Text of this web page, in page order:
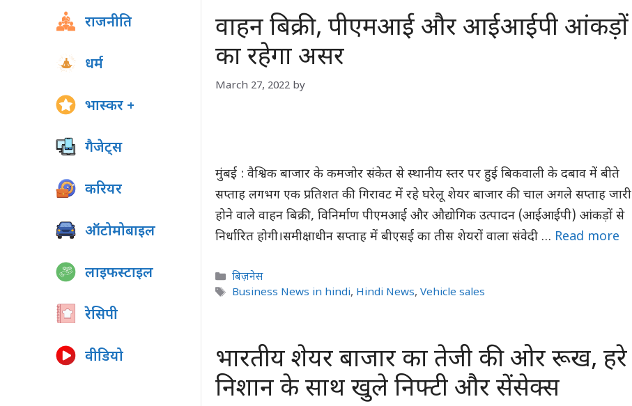
वाहन बिक्री, पीएमआई और आईआईपी आंकड़ों
का रहेगा असर
March 27, 2022 by
मुंबई : वैश्विक बाजार के कमजोर संकेत से स्थानीय स्तर पर हुई बिकवाली के दबाव में बीते
सप्ताह लगभग एक प्रतिशत की गिरावट में रहे घरेलू शेयर बाजार की चाल अगले सप्ताह जारी
होने वाले वाहन बिक्री, विनिर्माण पीएमआई और औद्योगिक उत्पादन (आईआईपी) आंकड़ों से
निर्धारित होगी।समीक्षाधीन सप्ताह में बीएसई का तीस शेयरों वाला संवेदी … Read more
Categories
बिज़नेस
Tags
Business News in hindi, Hindi News,Vehicle sales
भारतीय शेयर बाजार का तेजी की ओर रूख, हरे
निशान के साथ खुले निफ्टी और सेंसेक्स
राजनीति
धर्म
भास्कर +
गैजेट्स
करियर
ऑटोमोबाइल
लाइफस्टाइल
रेसिपी
वीडियो